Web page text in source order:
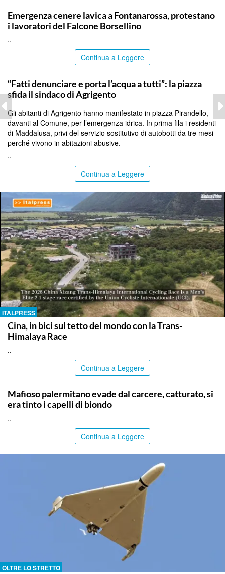
Emergenza cenere lavica a Fontanarossa, protestano
i lavoratori del Falcone Borsellino
..
Continua a Leggere
“Fatti denunciare e porta l’acqua a tutti”: la piazza
sfida il sindaco di Agrigento
Gli abitanti di Agrigento hanno manifestato in piazza Pirandello,
davanti al Comune, per l’emergenza idrica. In prima fila i residenti
di Maddalusa, privi del servizio sostitutivo di autobotti da tre mesi
perché vivono in abitazioni abusive.
..
Continua a Leggere
ITALPRESS
Cina, in bici sul tetto del mondo con la Trans-
Himalaya Race
..
Continua a Leggere
Mafioso palermitano evade dal carcere, catturato, si
era tinto i capelli di biondo
..
Continua a Leggere
OLTRE LO STRETTO